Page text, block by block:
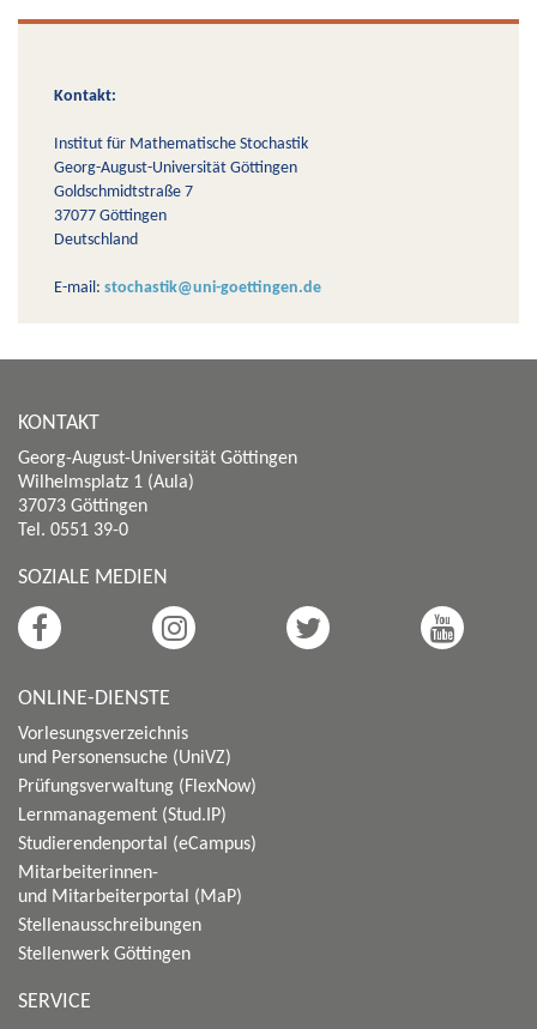
Kontakt:
Institut für Mathematische Stochastik
Georg-August-Universität Göttingen
Goldschmidtstraße 7
37077 Göttingen
Deutschland
E-mail: stochastik@uni-goettingen.de
KONTAKT
Georg-August-Universität Göttingen
Wilhelmsplatz 1 (Aula)
37073 Göttingen
Tel. 0551 39-0
SOZIALE MEDIEN
ONLINE-DIENSTE
Vorlesungsverzeichnis
und Personensuche (UniVZ)
Prüfungsverwaltung (FlexNow)
Lernmanagement (Stud.IP)
Studierendenportal (eCampus)
Mitarbeiterinnen-
und Mitarbeiterportal (MaP)
Stellenausschreibungen
Stellenwerk Göttingen
SERVICE